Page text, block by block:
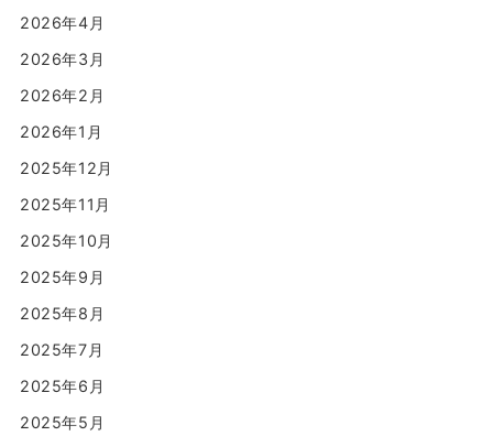
2026年4月
2026年3月
2026年2月
2026年1月
2025年12月
2025年11月
2025年10月
2025年9月
2025年8月
2025年7月
2025年6月
2025年5月